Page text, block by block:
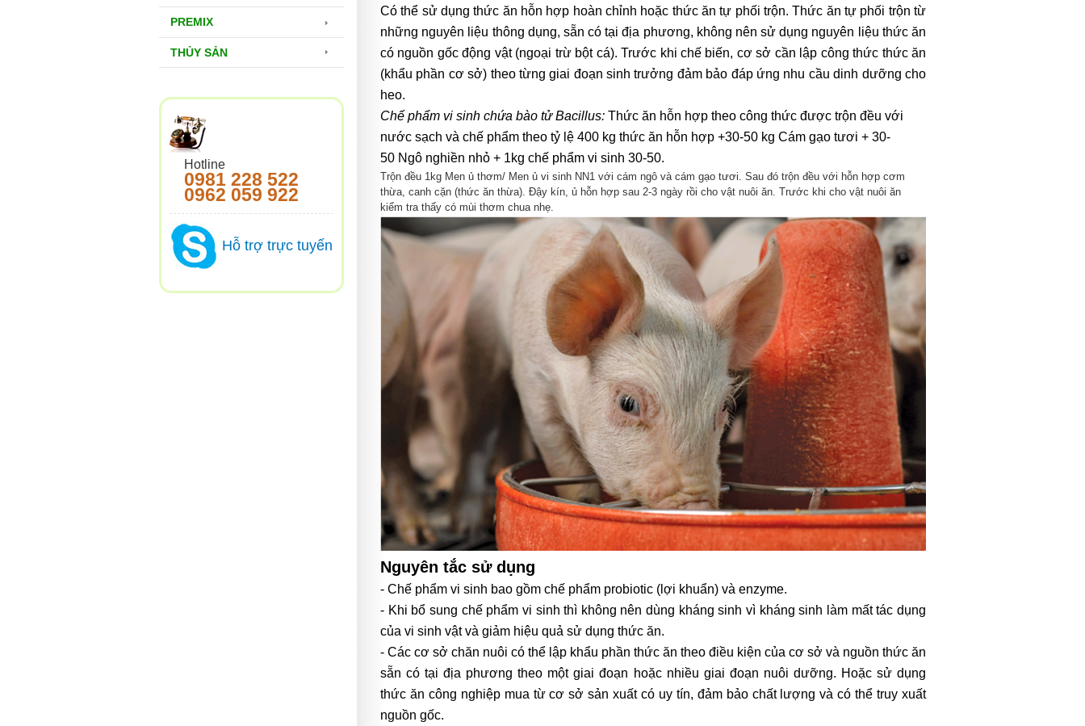
PREMIX
THỦY SẢN
Hotline
0981 228 522
0962 059 922
Hỗ trợ trực tuyến
Có thể sử dụng thức ăn hỗn hợp hoàn chỉnh hoặc thức ăn tự phối trộn. Thức ăn tự phối trộn từ
những nguyên liệu thông dụng, sẵn có tại địa phương, không nên sử dụng nguyên liệu thức ăn
có nguồn gốc động vật (ngoại trừ bột cá). Trước khi chế biến, cơ sở cần lập công thức thức ăn
(khẩu phần cơ sở) theo từng giai đoạn sinh trưởng đảm bảo đáp ứng nhu cầu dinh dưỡng cho
heo.
Chế phẩm vi sinh chứa bào tử Bacillus: Thức ăn hỗn hợp theo công thức được trộn đều với
nước sạch và chế phẩm theo tỷ lệ 400 kg thức ăn hỗn hợp +30-50 kg Cám gạo tươi + 30-
50 Ngô nghiền nhỏ + 1kg chế phẩm vi sinh 30-50.
Trộn đều 1kg Men ủ thơm/ Men ủ vi sinh NN1 với cám ngô và cám gạo tươi. Sau đó trộn đều với hỗn hợp cơm
thừa, canh cặn (thức ăn thừa). Đậy kín, ủ hỗn hợp sau 2-3 ngày rồi cho vật nuôi ăn. Trước khi cho vật nuôi ăn
kiểm tra thấy có mùi thơm chua nhẹ.
Nguyên tắc sử dụng
- Chế phẩm vi sinh bao gồm chế phẩm probiotic (lợi khuẩn) và enzyme.
- Khi bổ sung chế phẩm vi sinh thì không nên dùng kháng sinh vì kháng sinh làm mất tác dụng
của vi sinh vật và giảm hiệu quả sử dụng thức ăn.
- Các cơ sở chăn nuôi có thể lập khẩu phần thức ăn theo điều kiện của cơ sở và nguồn thức ăn
sẵn có tại địa phương theo một giai đoạn hoặc nhiều giai đoạn nuôi dưỡng. Hoặc sử dụng
thức ăn công nghiệp mua từ cơ sở sản xuất có uy tín, đảm bảo chất lượng và có thể truy xuất
nguồn gốc.